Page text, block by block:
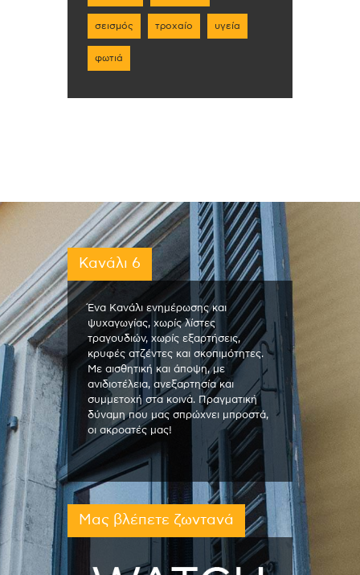
σεισμός τροχαίο υγεία
φωτιά
Κανάλι 6
Ένα Κανάλι ενημέρωσης και
ψυχαγωγίας, χωρίς λίστες
τραγουδιών, χωρίς εξαρτήσεις,
κρυφές ατζέντες και σκοπιμότητες.
Με αισθητική και άποψη, με
ανιδιοτέλεια, ανεξαρτησία και
συμμετοχή στα κοινά. Πραγματική
δύναμη που μας σπρώχνει μπροστά,
οι ακροατές μας!
Μας βλέπετε ζωντανά